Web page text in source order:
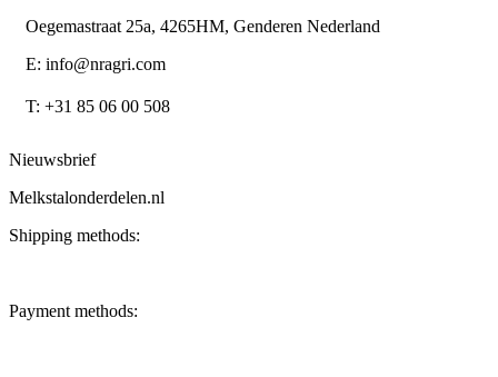
Oegemastraat 25a, 4265HM, Genderen Nederland
E: info@nragri.com
T: +31 85 06 00 508
Nieuwsbrief
Melkstalonderdelen.nl
Shipping methods:
Payment methods: